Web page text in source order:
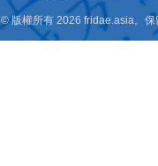
© 版權所有 2026 fridae.asia。